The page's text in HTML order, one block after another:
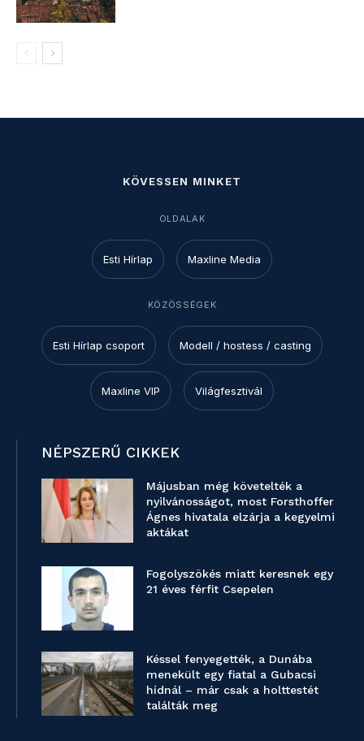
KÖVESSEN MINKET
OLDALAK
Esti Hírlap Maxline Media
KÖZÖSSÉGEK
Esti Hírlap csoport Modell / hostess / casting
Maxline VIP Világfesztivál
NÉPSZERŰ CIKKEK
Májusban még követelték a
nyilvánosságot, most Forsthoffer
Ágnes hivatala elzárja a kegyelmi
aktákat
Fogolyszökés miatt keresnek egy
21 éves férfit Csepelen
Késsel fenyegették, a Dunába
menekült egy fiatal a Gubacsi
hídnál – már csak a holttestét
találták meg